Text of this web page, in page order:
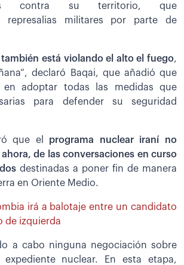
contra su territorio, que
represalias militares por parte de
también está violando el alto el fuego,
declaró Baqai, que añadió que
en adoptar todas las medidas que
para defender su seguridad
que el
programa nuclear iraní no
de las conversaciones en curso
destinadas a poner fin de manera
en Oriente Medio.
irá a balotaje entre un candidato
de izquierda
a cabo ninguna negociación sobre
nuclear. En esta etapa,